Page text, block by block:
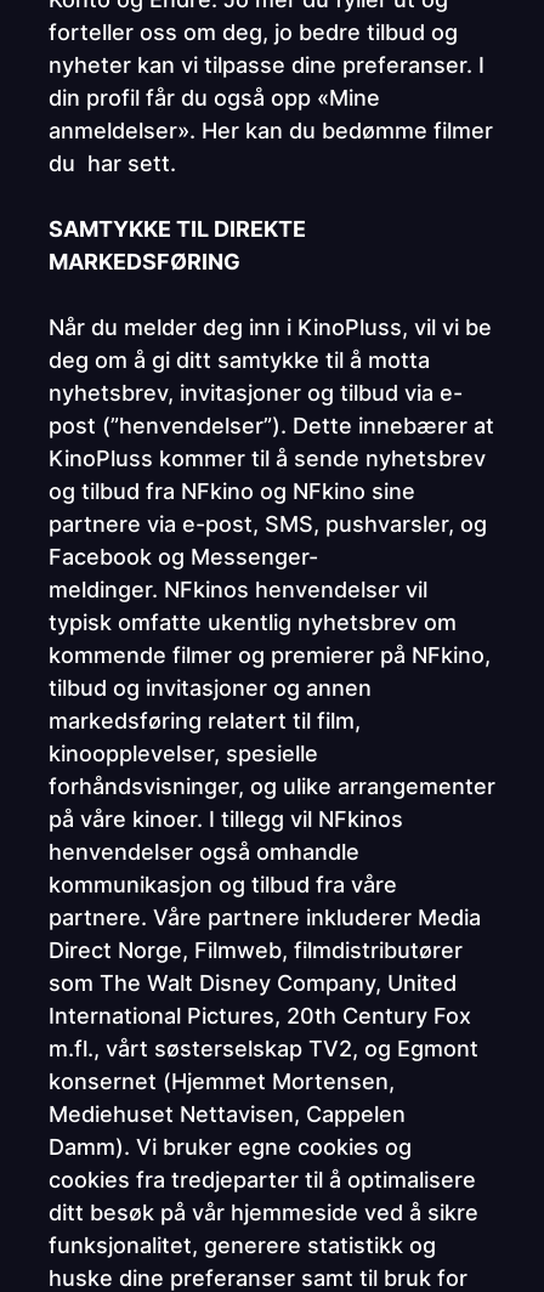
forteller oss om deg, jo bedre tilbud og
nyheter kan vi tilpasse dine preferanser. I
din profil får du også opp «Mine
anmeldelser». Her kan du bedømme filmer
du har sett.
SAMTYKKE TIL DIREKTE
MARKEDSFØRING
Når du melder deg inn i KinoPluss, vil vi be
deg om å gi ditt samtykke til å motta
nyhetsbrev, invitasjoner og tilbud via e-
post (”henvendelser”). Dette innebærer at
KinoPluss kommer til å sende nyhetsbrev
og tilbud fra NFkino og NFkino sine
partnere via e-post, SMS, pushvarsler, og
Facebook og Messenger-
meldinger. NFkinos henvendelser vil
typisk omfatte ukentlig nyhetsbrev om
kommende filmer og premierer på NFkino,
tilbud og invitasjoner og annen
markedsføring relatert til film,
kinoopplevelser, spesielle
forhåndsvisninger, og ulike arrangementer
på våre kinoer. I tillegg vil NFkinos
henvendelser også omhandle
kommunikasjon og tilbud fra våre
partnere. Våre partnere inkluderer Media
Direct Norge, Filmweb, filmdistributører
som The Walt Disney Company, United
International Pictures, 20th Century Fox
m.fl., vårt søsterselskap TV2, og Egmont
konsernet (Hjemmet Mortensen,
Mediehuset Nettavisen, Cappelen
Damm). Vi bruker egne cookies og
cookies fra tredjeparter til å optimalisere
ditt besøk på vår hjemmeside ved å sikre
funksjonalitet, generere statistikk og
huske dine preferanser samt til bruk for